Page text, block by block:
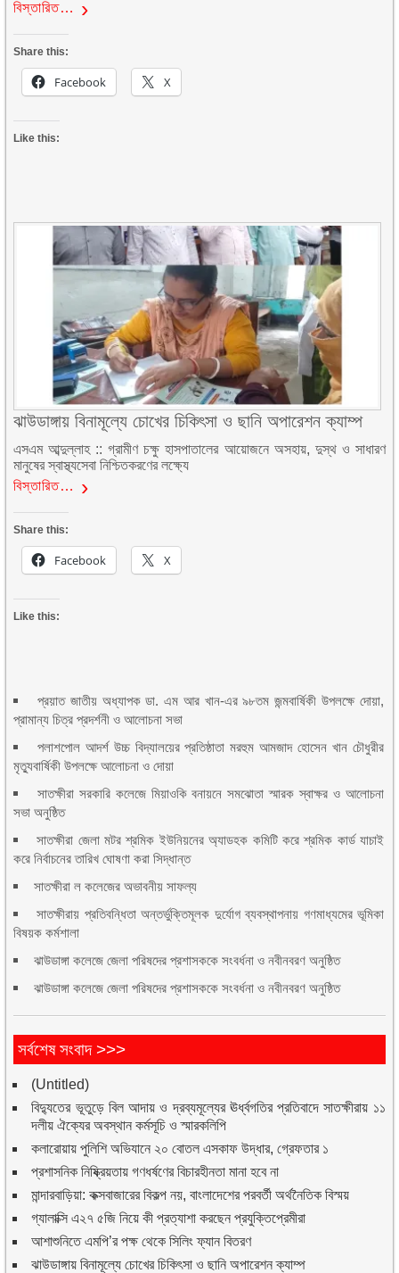
বিস্তারিত…
Share this:
Facebook X
Like this:
ঝাউডাঙ্গায় বিনামূল্যে চোখের চিকিৎসা ও ছানি অপারেশন ক্যাম্প
এসএম আব্দুল্লাহ :: গ্রামীণ চক্ষু হাসপাতালের আয়োজনে অসহায়, দুস্থ ও সাধারণ
মানুষের স্বাস্থ্যসেবা নিশ্চিতকরণের লক্ষ্যে
বিস্তারিত…
Share this:
Facebook X
Like this:
প্রয়াত জাতীয় অধ্যাপক ডা. এম আর খান-এর ৯৮তম জন্মবার্ষিকী উপলক্ষে দোয়া,
প্রামান্য চিত্র প্রদর্শনী ও আলোচনা সভা
পলাশপোল আদর্শ উচ্চ বিদ্যালয়ের প্রতিষ্ঠাতা মরহুম আমজাদ হোসেন খান চৌধুরীর
মৃত্যুবার্ষিকী উপলক্ষে আলোচনা ও দোয়া
সাতক্ষীরা সরকারি কলেজে মিয়াওকি বনায়নে সমঝোতা স্মারক স্বাক্ষর ও আলোচনা
সভা অনুষ্ঠিত
সাতক্ষীরা জেলা মটর শ্রমিক ইউনিয়নের অ্যাডহক কমিটি করে শ্রমিক কার্ড যাচাই
করে নির্বাচনের তারিখ ঘোষণা করা সিদ্ধান্ত
সাতক্ষীরা ল কলেজের অভাবনীয় সাফল্য
সাতক্ষীরায় প্রতিবন্ধিতা অন্তর্ভুক্তিমূলক দুর্যোগ ব্যবস্থাপনায় গণমাধ্যমের ভূমিকা
বিষয়ক কর্মশালা
ঝাউডাঙ্গা কলেজে জেলা পরিষদের প্রশাসককে সংবর্ধনা ও নবীনবরণ অনুষ্ঠিত
ঝাউডাঙ্গা কলেজে জেলা পরিষদের প্রশাসককে সংবর্ধনা ও নবীনবরণ অনুষ্ঠিত
সর্বশেষ সংবাদ >>>
(Untitled)
বিদ্যুতের ভূতুড়ে বিল আদায় ও দ্রব্যমূল্যের ঊর্ধ্বগতির প্রতিবাদে সাতক্ষীরায় ১১
দলীয় ঐক্যের অবস্থান কর্মসূচি ও স্মারকলিপি
কলারোয়ায় পুলিশি অভিযানে ২০ বোতল এসকাফ উদ্ধার, গ্রেফতার ১
প্রশাসনিক নিষ্ক্রিয়তায় গণধর্ষণের বিচারহীনতা মানা হবে না
মান্দারবাড়িয়া: কক্সবাজারের বিকল্প নয়, বাংলাদেশের পরবর্তী অর্থনৈতিক বিস্ময়
গ্যালাক্সি এ২৭ ৫জি নিয়ে কী প্রত্যাশা করছেন প্রযুক্তিপ্রেমীরা
আশাশুনিতে এমপি’র পক্ষ থেকে সিলিং ফ্যান বিতরণ
ঝাউডাঙ্গায় বিনামূল্যে চোখের চিকিৎসা ও ছানি অপারেশন ক্যাম্প